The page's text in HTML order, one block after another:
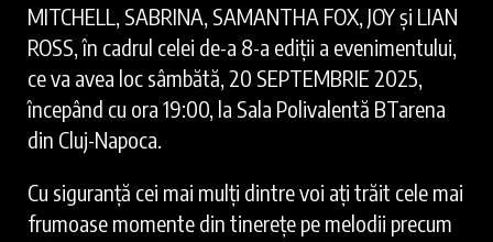
MITCHELL, SABRINA, SAMANTHA FOX, JOY și LIAN
ROSS, în cadrul celei de-a 8-a ediții a evenimentului,
ce va avea loc sâmbătă, 20 SEPTEMBRIE 2025,
începând cu ora 19:00, la Sala Polivalentă BTarena
din Cluj-Napoca.
Cu siguranță cei mai mulți dintre voi ați trăit cele mai
frumoase momente din tinerețe pe melodii precum